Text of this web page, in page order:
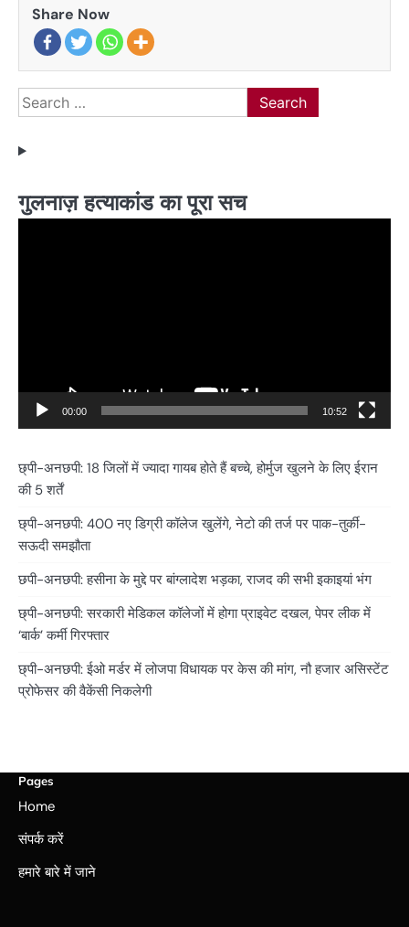
Share Now
Search
for:
गुलनाज़ हत्याकांड का पूरा सच
00:00 10:52
छ्पी-अनछपी: 18 जिलों में ज्यादा गायब होते हैं बच्चे, होर्मुज खुलने के लिए ईरान
की 5 शर्तें
छ्पी-अनछपी: 400 नए डिग्री कॉलेज खुलेंगे, नेटो की तर्ज पर पाक-तुर्की-
सऊदी समझौता
छपी-अनछपी: हसीना के मुद्दे पर बांग्लादेश भड़का, राजद की सभी इकाइयां भंग
छ्पी-अनछपी: सरकारी मेडिकल कॉलेजों में होगा प्राइवेट दखल, पेपर लीक में
‘बार्क’ कर्मी गिरफ्तार
छ्पी-अनछपी: ईओ मर्डर में लोजपा विधायक पर केस की मांग, नौ हजार असिस्टेंट
प्रोफेसर की वैकेंसी निकलेगी
Pages
Home
संपर्क करें
हमारे बारे में जाने